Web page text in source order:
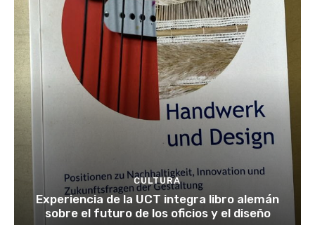
CULTURA
Experiencia de la UCT integra libro alemán
sobre el futuro de los oficios y el diseño